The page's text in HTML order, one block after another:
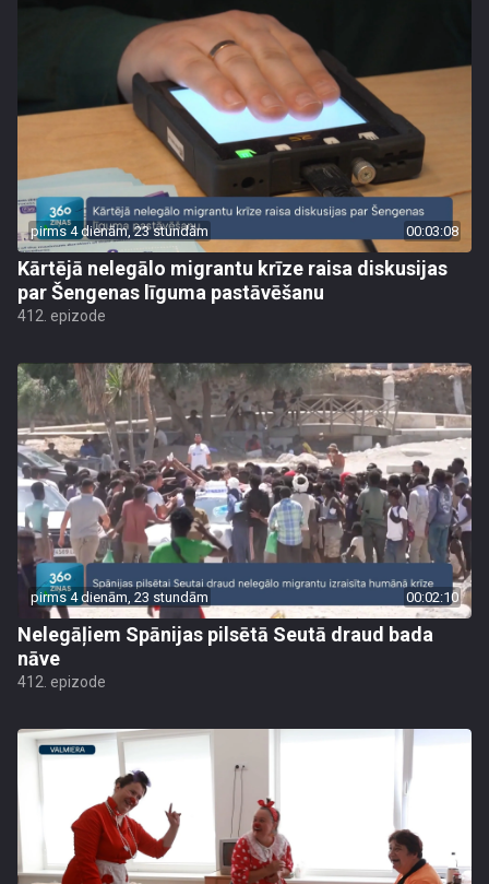
pirms 4 dienām, 23 stundām 00:03:08
Kārtējā nelegālo migrantu krīze raisa diskusijas
par Šengenas līguma pastāvēšanu
412. epizode
pirms 4 dienām, 23 stundām 00:02:10
Nelegāļiem Spānijas pilsētā Seutā draud bada
nāve
412. epizode